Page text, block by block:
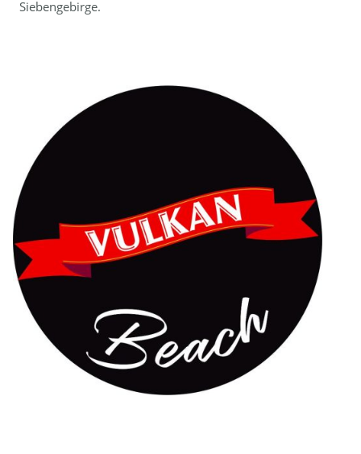
Siebengebirge.